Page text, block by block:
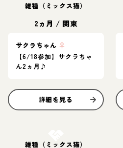
雑種（ミックス猫）
2ヵ月 / 関東
サクラちゃん ♀
【6/18参加】サクラちゃ
ん2ヵ月♪
詳細を見る
雑種（ミックス猫）